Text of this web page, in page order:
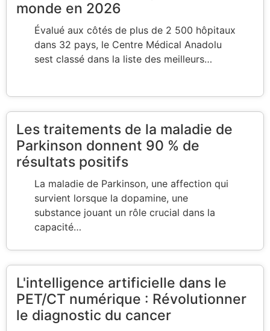
monde en 2026
Évalué aux côtés de plus de 2 500 hôpitaux
dans 32 pays, le Centre Médical Anadolu
sest classé dans la liste des meilleurs…
Les traitements de la maladie de
Parkinson donnent 90 % de
résultats positifs
La maladie de Parkinson, une affection qui
survient lorsque la dopamine, une
substance jouant un rôle crucial dans la
capacité…
L'intelligence artificielle dans le
PET/CT numérique : Révolutionner
le diagnostic du cancer